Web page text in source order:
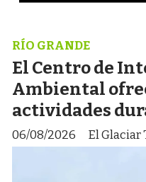
El Centro de
Ambiental
actividades
El Glaciar
RÍO GRANDE
06/08/2026